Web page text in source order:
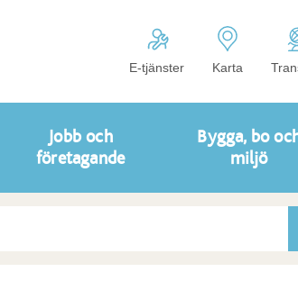
E-tjänster Karta
Jobb och
företagande
Bygga, bo
miljö